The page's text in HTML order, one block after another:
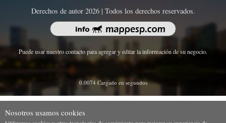
Derechos de autor 2026 | Todos los derechos reservados.
Puede usar nuestro contacto para agregar y editar la información de su negocio.
0.0074 Cargado en segundos
Nosotros usamos cookies